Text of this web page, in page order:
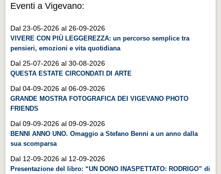
CITTÀ
Guida turistica rapida
Guida turistica rapida
Musica e teatro
Musica e teatro
Distretto industriale
Distretto industriale
Muoversi a Vigevano
Muoversi a Vigevano
Cultura e turismo 4.0
Eventi a Vigevano:
Dal 23-05-2026 al 26-09-2026
VIVERE CON PIÙ LEGGEREZZA: un percorso semplice tra
pensieri, emozioni e vita quotidiana
Dal 25-07-2026 al 30-08-2026
QUESTA ESTATE CIRCONDATI DI ARTE
Dal 04-09-2026 al 06-09-2026
GRANDE MOSTRA FOTOGRAFICA DEI VIGEVANO PHOTO
FRIENDS
Dal 09-09-2026 al 09-09-2026
BENNI ANNO UNO. Omaggio a Stefano Benni a un anno dalla
sua scomparsa
Dal 12-09-2026 al 12-09-2026
Presentazione del libro: “UN DONO INASPETTATO: RODRIGO” di